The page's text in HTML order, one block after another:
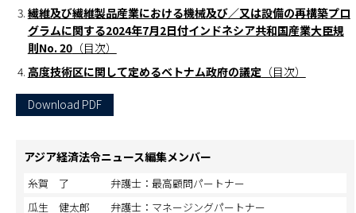
繊維及び繊維製品産業における機械及び／又は設備の再構築プロ
グラムに関する2024年7月2日付インドネシア共和国産業大臣規
則No. 20（目次）
高度技術区に関して定めるベトナム政府の議定 （目次）
Download PDF
アジア経済法令ニュース編集メンバー
糸賀 了
弁護士：最高顧問パートナー
瓜生 健太郎
弁護士：マネージングパートナー